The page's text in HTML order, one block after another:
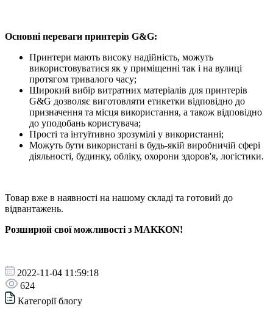
Основні переваги принтерів G&G:
Принтери мають високу надійність, можуть
використовуватися як у приміщенні так і на вулиці
протягом тривалого часу;
Широкий вибір витратних матеріалів для принтерів
G&G дозволяє виготовляти етикетки відповідно до
призначення та місця використання, а також відповідно
до уподобань користувача;
Прості та інтуїтивно зрозумілі у використанні;
Можуть бути використані в будь-якій виробничій сфері
діяльності, будинку, обліку, охорони здоров'я, логістики.
Товар вже в наявності на нашому складі та готовий до
відвантажень.
Розширюй свої можливості з MAKKON!
2022-11-04 11:59:18
624
Категорії блогу